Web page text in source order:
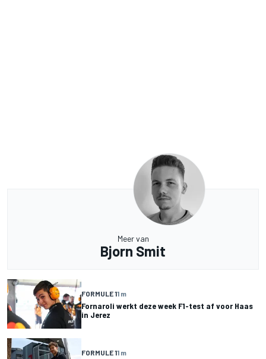
Meer van
Bjorn Smit
FORMULE 11 m
Fornaroli werkt deze week F1-test af voor Haas
in Jerez
FORMULE 11 m